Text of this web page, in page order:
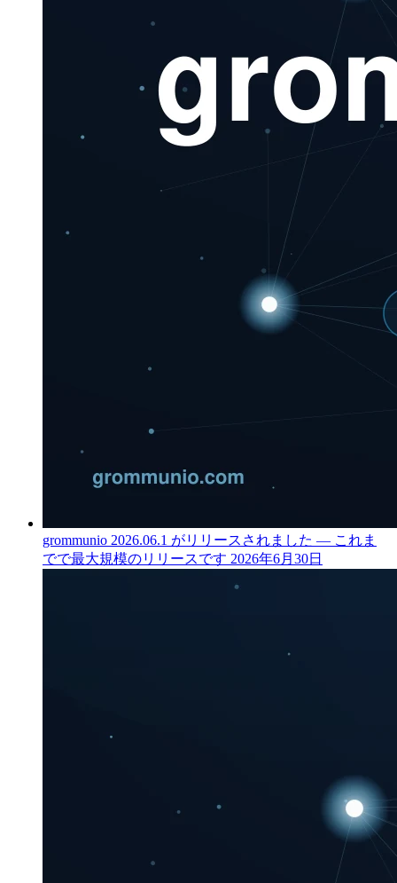
grommunio 2026.06.1 がリリースされました — これま
でで最大規模のリリースです 2026年6月30日